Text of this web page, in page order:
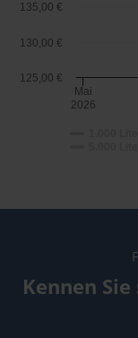
Mai
2026
125,00 €
130,00 €
135,00 €
Kennen